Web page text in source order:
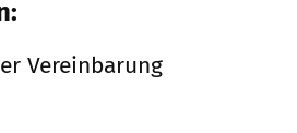
Vereinbarung